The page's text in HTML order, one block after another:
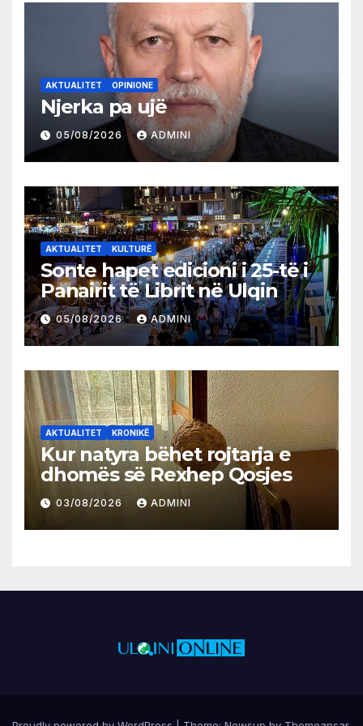
AKTUALITET OPINIONE
Njerka pa ujë
05/08/2026 ADMINI
AKTUALITET KULTURË
Sonte hapet edicioni i 25-të i
Panairit të Librit në Ulqin
05/08/2026 ADMINI
AKTUALITET KRONIKË
Kur natyra bëhet rojtarja e
dhomës së Rexhep Qosjes
03/08/2026 ADMINI